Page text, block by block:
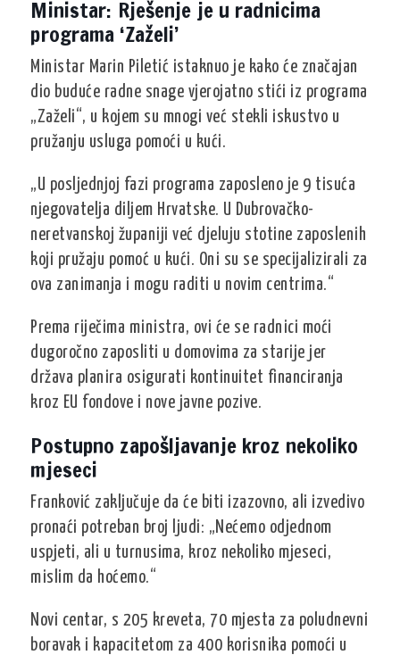
Ministar: Rješenje je u radnicima
programa ‘Zaželi’
Ministar Marin Piletić istaknuo je kako će značajan
dio buduće radne snage vjerojatno stići iz programa
„Zaželi“, u kojem su mnogi već stekli iskustvo u
pružanju usluga pomoći u kući.
„U posljednjoj fazi programa zaposleno je 9 tisuća
njegovatelja diljem Hrvatske. U Dubrovačko-
neretvanskoj županiji već djeluju stotine zaposlenih
koji pružaju pomoć u kući. Oni su se specijalizirali za
ova zanimanja i mogu raditi u novim centrima.“
Prema riječima ministra, ovi će se radnici moći
dugoročno zaposliti u domovima za starije jer
država planira osigurati kontinuitet financiranja
kroz EU fondove i nove javne pozive.
Postupno zapošljavanje kroz nekoliko
mjeseci
Franković zaključuje da će biti izazovno, ali izvedivo
pronaći potreban broj ljudi: „Nećemo odjednom
uspjeti, ali u turnusima, kroz nekoliko mjeseci,
mislim da hoćemo.“
Novi centar, s 205 kreveta, 70 mjesta za poludnevni
boravak i kapacitetom za 400 korisnika pomoći u